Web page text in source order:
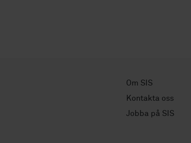
Om SIS
Kontakta oss
Jobba på SIS